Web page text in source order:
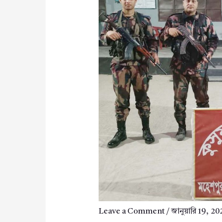
Leave a Comment /জানুয়ারি 19,